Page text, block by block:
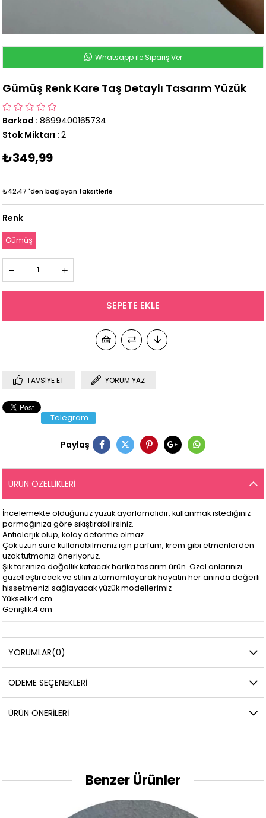
Whatsapp ile Sipariş Ver
Gümüş Renk Kare Taş Detaylı Tasarım Yüzük
Barkod : 8699400165734
Stok Miktarı : 2
₺349,99
₺42,47 'den başlayan taksitlerle
Renk
Gümüş
TAVSIYE ET YORUM YAZ
Telegram
Paylaş
ÜRÜN ÖZELLIKLERI
İncelemekte olduğunuz yüzük ayarlamalıdır, kullanmak istediğiniz
parmağınıza göre sıkıştırabilirsiniz.
Antialerjik olup, kolay deforme olmaz.
Çok uzun süre kullanabilmeniz için parfüm, krem gibi etmenlerden
uzak tutmanızı öneriyoruz.
Şık tarzınıza doğallık katacak harika tasarım ürün. Özel anlarınızı
güzelleştirecek ve stilinizi tamamlayarak hayatın her anında değerli
hissetmenizi sağlayacak yüzük modellerimiz
Yükselik:4 cm
Genişlik:4 cm
YORUMLAR(0)
ÖDEME SEÇENEKLERI
ÜRÜN ÖNERILERI
Benzer Ürünler